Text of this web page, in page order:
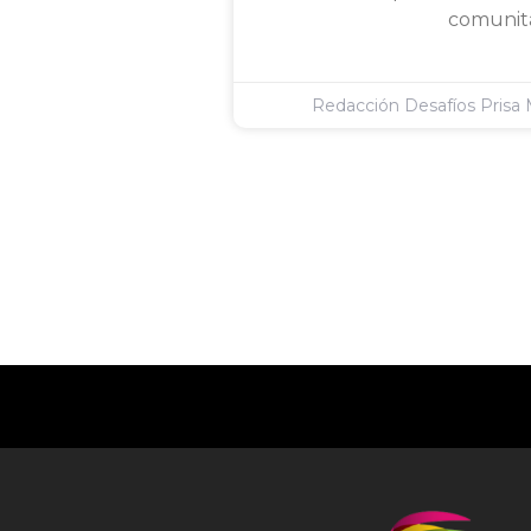
Redacción Desafíos Prisa